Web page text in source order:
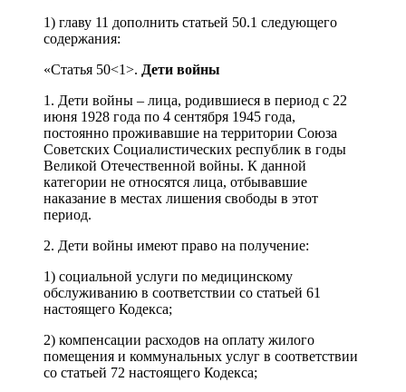
1) главу 11 дополнить статьей 50.1 следующего
содержания:
«Статья 50<1>. Дети войны
1. Дети войны – лица, родившиеся в период с 22
июня 1928 года по 4 сентября 1945 года,
постоянно проживавшие на территории Союза
Советских Социалистических республик в годы
Великой Отечественной войны. К данной
категории не относятся лица, отбывавшие
наказание в местах лишения свободы в этот
период.
2. Дети войны имеют право на получение:
1) социальной услуги по медицинскому
обслуживанию в соответствии со статьей 61
настоящего Кодекса;
2) компенсации расходов на оплату жилого
помещения и коммунальных услуг в соответствии
со статьей 72 настоящего Кодекса;